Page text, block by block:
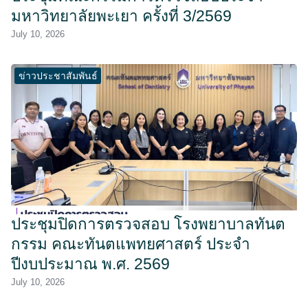
มหาวิทยาลัยพะเยา ครั้งที่ 3/2569
July 10, 2026
ข่าวประชาสัมพันธ์
ประชุมปิดการตรวจสอบ โรงพยาบาลทันต
กรรม คณะทันตแพทยศาสตร์ ประจำ
ปีงบประมาณ พ.ศ. 2569
July 10, 2026